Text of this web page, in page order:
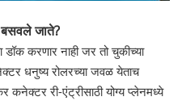
जाते?
करणार नाही जर तो चुकीच्या
धनुष्य रोलरच्या जवळ येताच
री-एंट्रीसाठी योग्य प्लेनमध्ये